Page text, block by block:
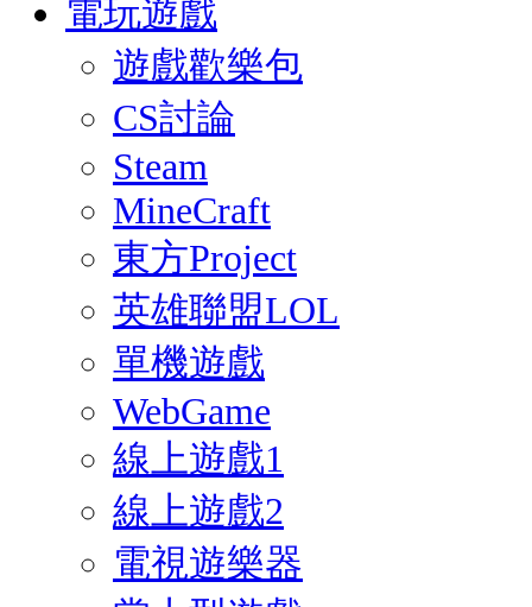
電玩遊戲
遊戲歡樂包
CS討論
Steam
MineCraft
東方Project
英雄聯盟LOL
單機遊戲
WebGame
線上遊戲1
線上遊戲2
電視遊樂器